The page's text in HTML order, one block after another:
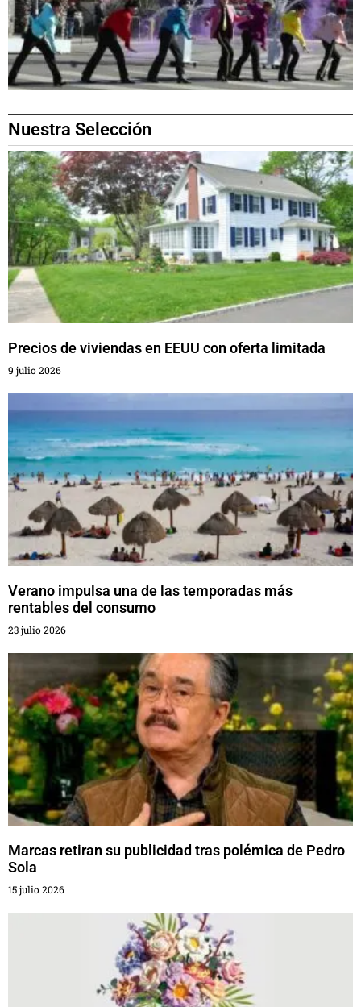
Nuestra Selección
Precios de viviendas en EEUU con oferta limitada
9 julio 2026
Verano impulsa una de las temporadas más
rentables del consumo
23 julio 2026
Marcas retiran su publicidad tras polémica de Pedro
Sola
15 julio 2026